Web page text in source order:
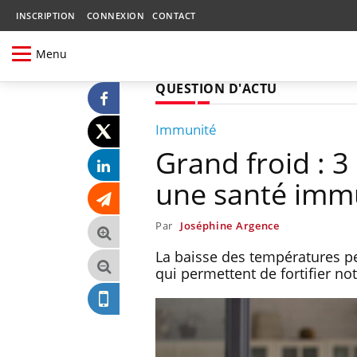
INSCRIPTION CONNEXION CONTACT
Menu
QUESTION D'ACTU
Immunité
Grand froid :
une santé
Par Joséphine Argence
La baisse des températures
qui permettent de fortifier